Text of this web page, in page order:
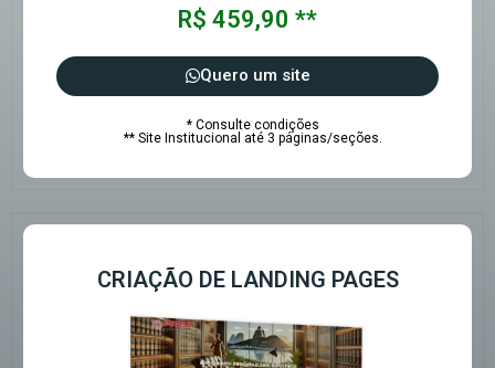
R$ 459,90 **
Quero um site
* Consulte condições
** Site Institucional até 3 páginas/seções.
CRIAÇÃO DE LANDING PAGES